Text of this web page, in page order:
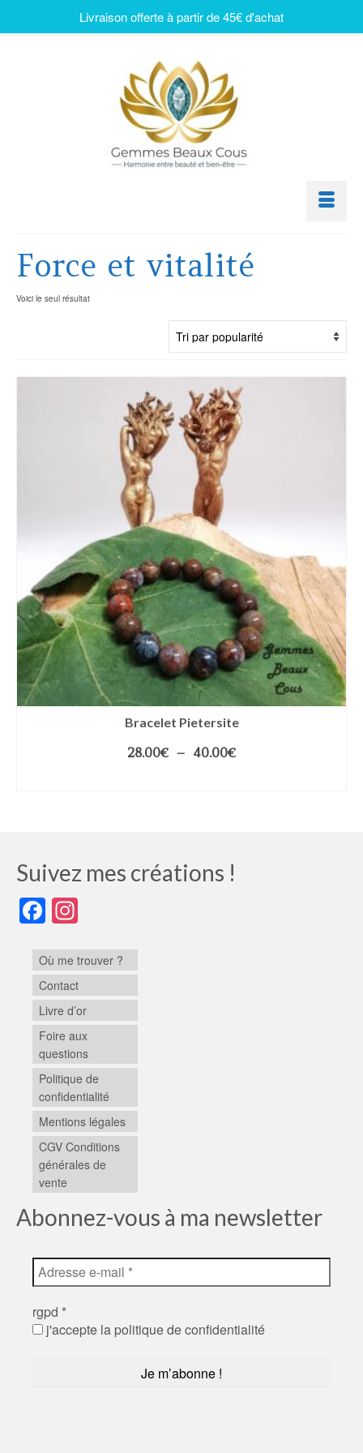
Force et vitalité
Voici le seul résultat
Bracelet Pietersite
28.00€ – 40.00€
Suivez mes créations !
Facebook
Où me trouver ?
Contact
Livre d’or
Foire aux
questions
Politique de
confidentialité
Mentions légales
CGV Conditions
générales de
vente
Abonnez-vous à ma newsletter
rgpd *
j'accepte la politique de confidentialité
Livraison offerte à partir de 45€ d'achat